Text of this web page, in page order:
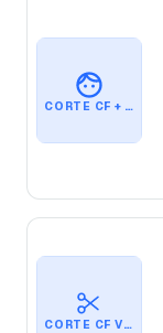
CORTE CF + BARBA VIP
CORTE CF VIP